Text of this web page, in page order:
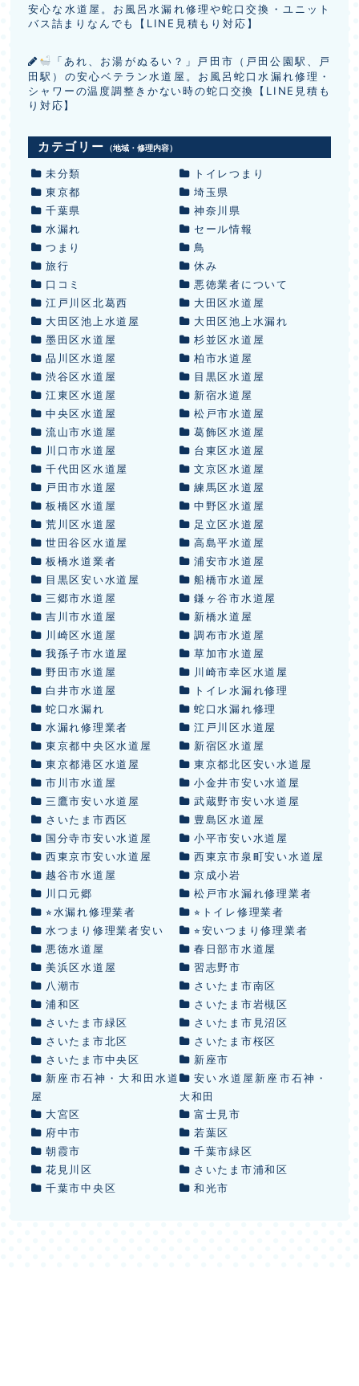
安心な水道屋。お風呂水漏れ修理や蛇口交換・ユニット
バス詰まりなんでも【LINE見積もり対応】
「あれ、お湯がぬるい？」戸田市（戸田公園駅、戸
田駅）の安心ベテラン水道屋。お風呂蛇口水漏れ修理・
シャワーの温度調整きかない時の蛇口交換【LINE見積も
り対応】
カテゴリー （地域・修理内容）
未分類
トイレつまり
東京都
埼玉県
千葉県
神奈川県
水漏れ
セール情報
つまり
鳥
旅行
休み
口コミ
悪徳業者について
江戸川区北葛西
大田区水道屋
大田区池上水道屋
大田区池上水漏れ
墨田区水道屋
杉並区水道屋
品川区水道屋
柏市水道屋
渋谷区水道屋
目黒区水道屋
江東区水道屋
新宿水道屋
中央区水道屋
松戸市水道屋
流山市水道屋
葛飾区水道屋
川口市水道屋
台東区水道屋
千代田区水道屋
文京区水道屋
戸田市水道屋
練馬区水道屋
板橋区水道屋
中野区水道屋
荒川区水道屋
足立区水道屋
世田谷区水道屋
高島平水道屋
板橋水道業者
浦安市水道屋
目黒区安い水道屋
船橋市水道屋
三郷市水道屋
鎌ヶ谷市水道屋
吉川市水道屋
新橋水道屋
川崎区水道屋
調布市水道屋
我孫子市水道屋
草加市水道屋
野田市水道屋
川崎市幸区水道屋
白井市水道屋
トイレ水漏れ修理
蛇口水漏れ
蛇口水漏れ修理
水漏れ修理業者
江戸川区水道屋
東京都中央区水道屋
新宿区水道屋
東京都港区水道屋
東京都北区安い水道屋
市川市水道屋
小金井市安い水道屋
三鷹市安い水道屋
武蔵野市安い水道屋
さいたま市西区
豊島区水道屋
国分寺市安い水道屋
小平市安い水道屋
西東京市安い水道屋
西東京市泉町安い水道屋
越谷市水道屋
京成小岩
川口元郷
松戸市水漏れ修理業者
⭐︎水漏れ修理業者
⭐︎トイレ修理業者
水つまり修理業者安い
⭐︎安いつまり修理業者
悪徳水道屋
春日部市水道屋
美浜区水道屋
習志野市
八潮市
さいたま市南区
浦和区
さいたま市岩槻区
さいたま市緑区
さいたま市見沼区
さいたま市北区
さいたま市桜区
さいたま市中央区
新座市
新座市石神・大和田水道
屋
安い水道屋新座市石神・
大和田
大宮区
富士見市
府中市
若葉区
朝霞市
千葉市緑区
花見川区
さいたま市浦和区
千葉市中央区
和光市